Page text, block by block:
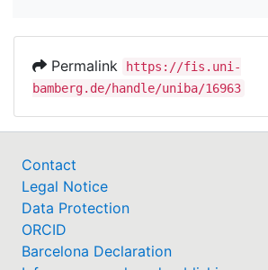
Permalink
https://fis.uni-
bamberg.de/handle/uniba/16963
Contact
Legal Notice
Data Protection
ORCID
Barcelona Declaration